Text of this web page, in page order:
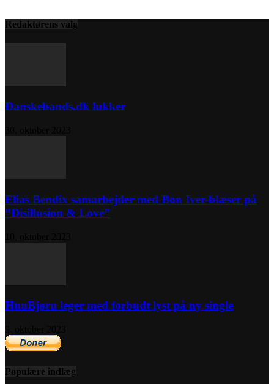
Redaktørens valg
Danskebands.dk lukker
Elias Bendix samarbejder med Bon Iver-blæser på
“Disillusion & Love”
HunBjørn leger med forbudt lyst på ny single
Populære indlæg